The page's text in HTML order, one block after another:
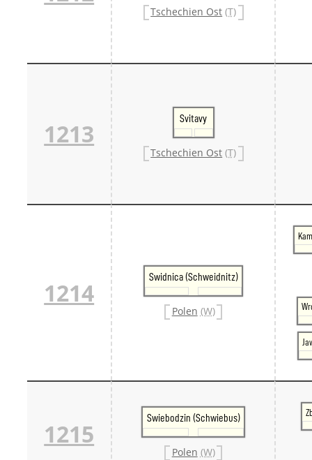
Tschechien Ost (T)
1213
Svitavy
Tschechien Ost (T)
1214
Swidnica (Schweidnitz)
Polen (W)
1215
Swiebodzin (Schwiebus)
Polen (W)